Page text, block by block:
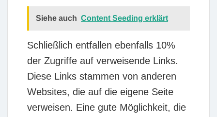
Siehe auch Content Seeding erklärt
Schließlich entfallen ebenfalls 10%
der Zugriffe auf verweisende Links.
Diese Links stammen von anderen
Websites, die auf die eigene Seite
verweisen. Eine gute Möglichkeit, die